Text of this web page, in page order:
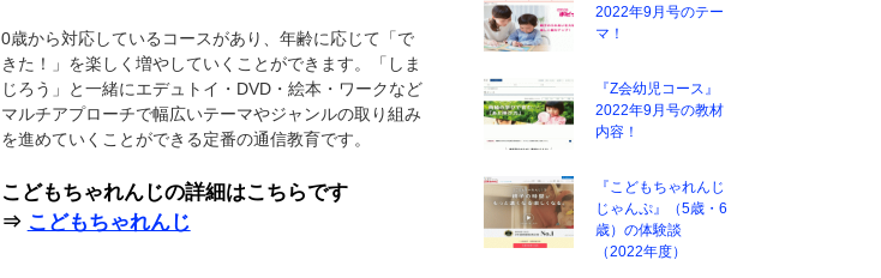
0歳から対応しているコースがあり、年齢に応じて「で
きた！」を楽しく増やしていくことができます。「しま
じろう」と一緒にエデュトイ・DVD・絵本・ワークなど
マルチアプローチで幅広いテーマやジャンルの取り組み
を進めていくことができる定番の通信教育です。
こどもちゃれんじの詳細はこちらです
⇒ こどもちゃれんじ
2022年9月号のテー
マ！
『Z会幼児コース』
2022年9月号の教材
内容！
『こどもちゃれんじ
じゃんぷ』（5歳・6
歳）の体験談
（2022年度）